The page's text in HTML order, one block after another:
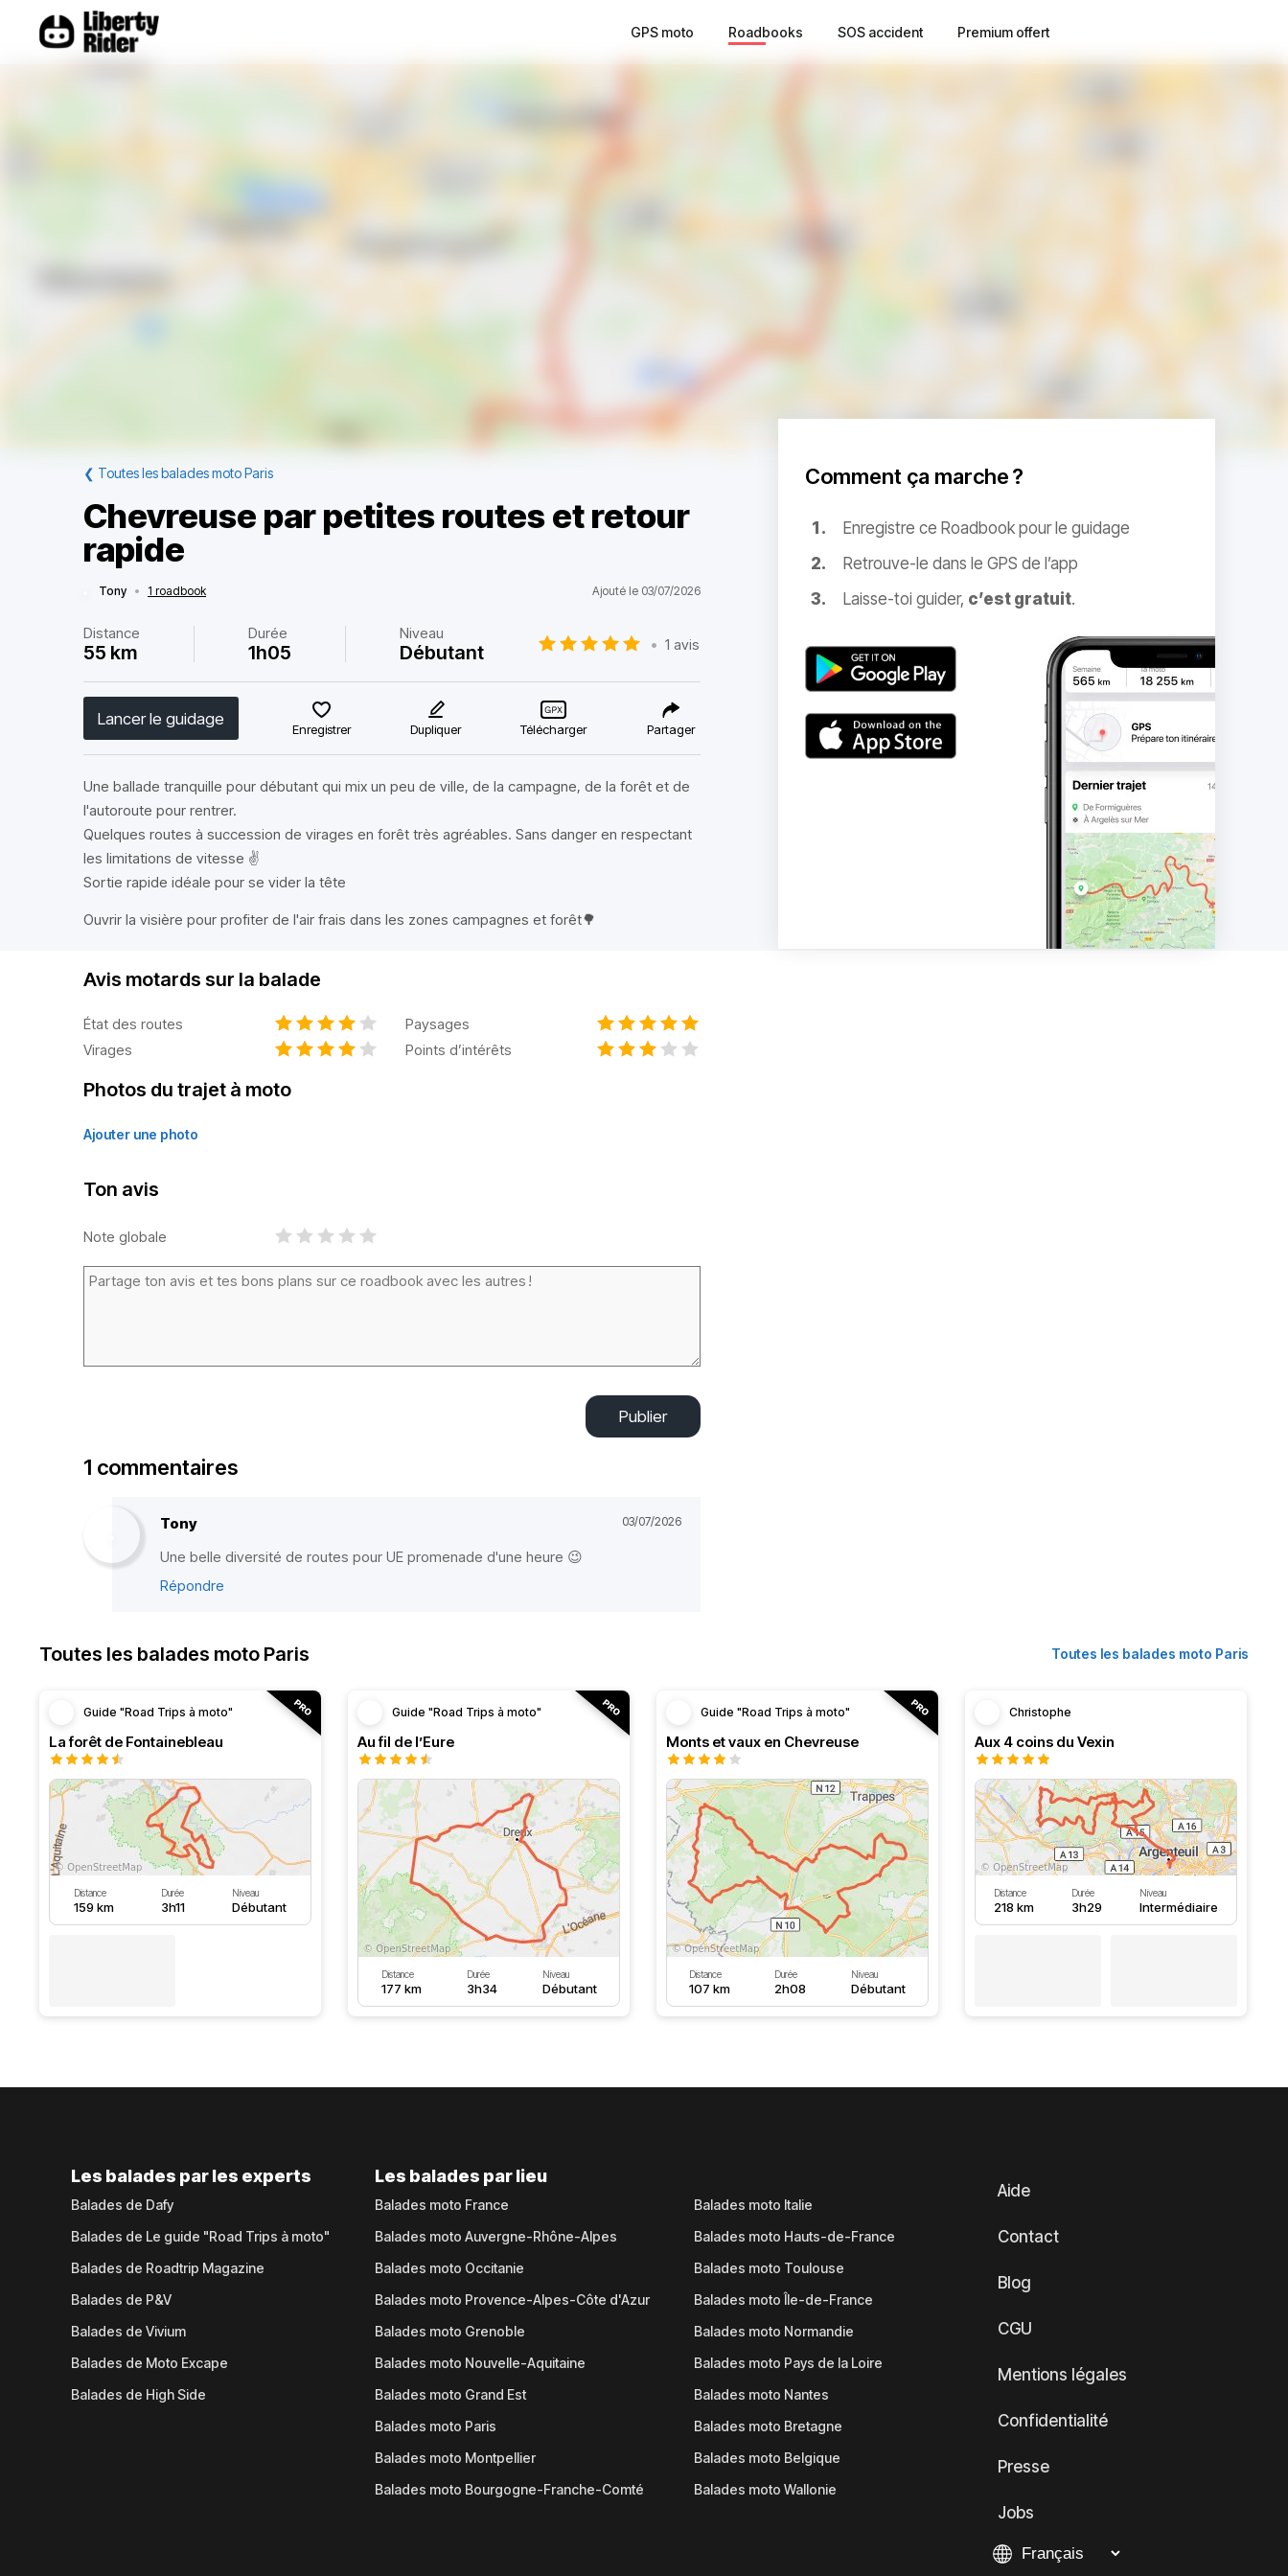
GPS moto Roadbooks SOS accident Premium offert
❮ Toutes les balades moto Paris
Chevreuse par petites routes et retour
rapide
Tony • 1 roadbook Ajouté le 03/07/2026
Distance
55 km
Durée
1h05
Niveau
Débutant • 1 avis
Lancer le guidage
Enregistrer Dupliquer Télécharger Partager
Une ballade tranquille pour débutant qui mix un peu de ville, de la campagne, de la forêt et de
l'autoroute pour rentrer.
Quelques routes à succession de virages en forêt très agréables. Sans danger en respectant
les limitations de vitesse ✌️
Sortie rapide idéale pour se vider la tête
Ouvrir la visière pour profiter de l'air frais dans les zones campagnes et forêt🌳
Comment ça marche ?
Enregistre ce Roadbook pour le guidage
Retrouve-le dans le GPS de l’app
Laisse-toi guider, c’est gratuit.
Avis motards sur la balade
État des routes
Paysages
Virages
Points d’intérêts
Photos du trajet à moto
Ajouter une photo
Ton avis
Note globale
Publier
1 commentaires
Tony 03/07/2026
Une belle diversité de routes pour UE promenade d'une heure 😉
Répondre
Toutes les balades moto Paris Toutes les balades moto Paris
Guide "Road Trips à moto"
La forêt de Fontainebleau
Distance
159 km
Durée
3h11
Niveau
Débutant
Guide "Road Trips à moto"
Au fil de l’Eure
Distance
177 km
Durée
3h34
Niveau
Débutant
Guide "Road Trips à moto"
Monts et vaux en Chevreuse
Distance
107 km
Durée
2h08
Niveau
Débutant
Christophe
Aux 4 coins du Vexin
Distance
218 km
Durée
3h29
Niveau
Intermédiaire
Les balades par les experts
Balades de Dafy
Balades de Le guide "Road Trips à moto"
Balades de Roadtrip Magazine
Balades de P&V
Balades de Vivium
Balades de Moto Excape
Balades de High Side
Les balades par lieu
Balades moto France
Balades moto Auvergne-Rhône-Alpes
Balades moto Occitanie
Balades moto Provence-Alpes-Côte d'Azur
Balades moto Grenoble
Balades moto Nouvelle-Aquitaine
Balades moto Grand Est
Balades moto Paris
Balades moto Montpellier
Balades moto Bourgogne-Franche-Comté
Balades moto Italie
Balades moto Hauts-de-France
Balades moto Toulouse
Balades moto Île-de-France
Balades moto Normandie
Balades moto Pays de la Loire
Balades moto Nantes
Balades moto Bretagne
Balades moto Belgique
Balades moto Wallonie
Aide
Contact
Blog
CGU
Mentions légales
Confidentialité
Presse
Jobs